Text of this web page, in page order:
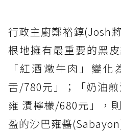
行政主廚鄭裕錞(Josh
根地擁有最重要的黑
「紅酒燉牛肉」變
舌/780元」；「奶油
雍 漬檸檬/680元」，
盈的沙巴雍醬